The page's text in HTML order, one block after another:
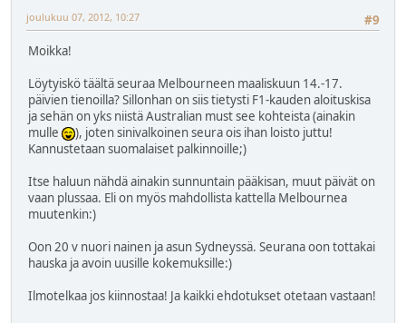
#9
joulukuu 07, 2012, 10:27
Moikka!
Löytyiskö täältä seuraa Melbourneen maaliskuun 14.-17.
päivien tienoilla? Sillonhan on siis tietysti F1-kauden aloituskisa
ja sehän on yks niistä Australian must see kohteista (ainakin
mulle
), joten sinivalkoinen seura ois ihan loisto juttu!
Kannustetaan suomalaiset palkinnoille;)
Itse haluun nähdä ainakin sunnuntain pääkisan, muut päivät on
vaan plussaa. Eli on myös mahdollista kattella Melbournea
muutenkin:)
Oon 20 v nuori nainen ja asun Sydneyssä. Seurana oon tottakai
hauska ja avoin uusille kokemuksille:)
Ilmotelkaa jos kiinnostaa! Ja kaikki ehdotukset otetaan vastaan!